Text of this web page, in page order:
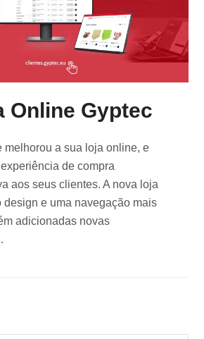
Online Gyptec
melhorou a sua loja online, e
de compra
aos seus clientes. A nova loja
design e uma navegação mais
adicionadas novas